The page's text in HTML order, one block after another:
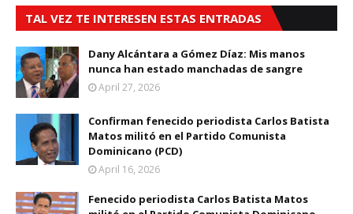
TAL VEZ TE INTERESEN ESTAS ENTRADAS
Dany Alcántara a Gómez Díaz: Mis manos
nunca han estado manchadas de sangre
April 27, 2026
Confirman fenecido periodista Carlos Batista
Matos militó en el Partido Comunista
Dominicano (PCD)
April 16, 2026
Fenecido periodista Carlos Batista Matos